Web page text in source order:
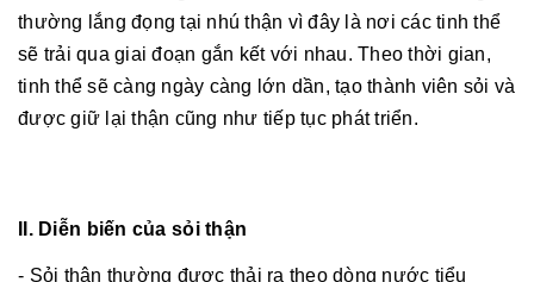
thường lắng đọng tại nhú thận vì đây là nơi các tinh thể
sẽ trải qua giai đoạn gắn kết với nhau. Theo thời gian,
tinh thể sẽ càng ngày càng lớn dần, tạo thành viên sỏi và
được giữ lại thận cũng như tiếp tục phát triển.
II. Diễn biến của sỏi thận
- Sỏi thận thường được thải ra theo dòng nước tiểu